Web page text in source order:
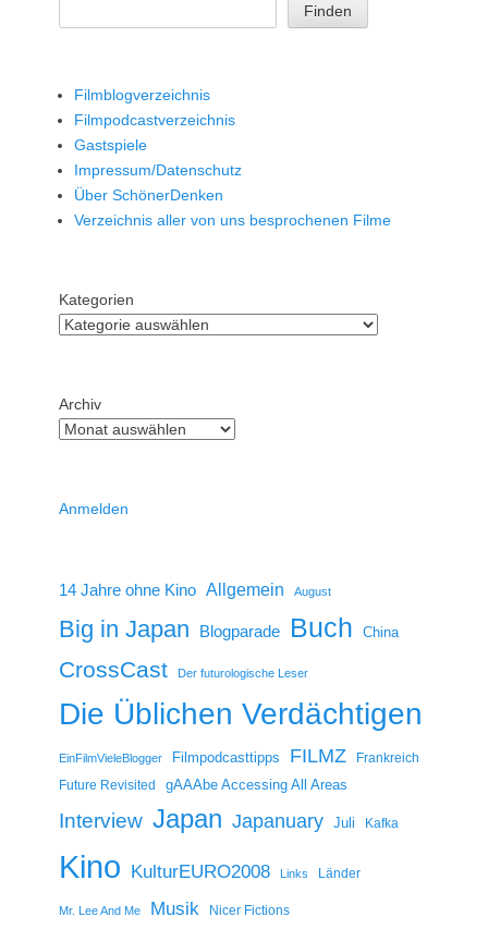
Finden
Filmblogverzeichnis
Filmpodcastverzeichnis
Gastspiele
Impressum/Datenschutz
Über SchönerDenken
Verzeichnis aller von uns besprochenen Filme
Kategorien
Archiv
Anmelden
14 Jahre ohne Kino Allgemein August
Big in Japan Blogparade Buch China
CrossCast Der futurologische Leser
Die Üblichen Verdächtigen
EinFilmVieleBlogger Filmpodcasttipps FILMZ
Frankreich
Future Revisited
gAAAbe Accessing All Areas
Interview Japan Japanuary Juli Kafka
Kino KulturEURO2008 Links Länder
Mr. Lee And Me Musik Nicer Fictions